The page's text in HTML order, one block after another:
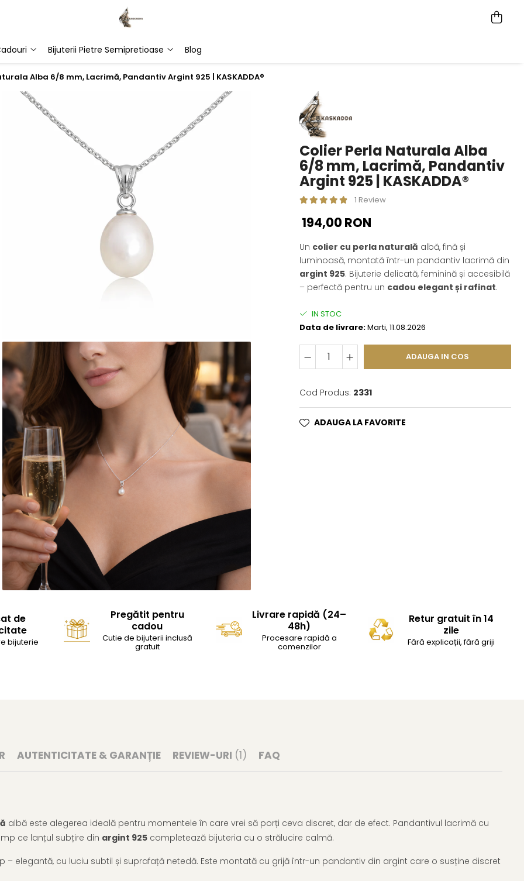
Bijuterii Pietre Semipretioase Blog
Alba 6/8 mm, Lacrimă, Pandantiv Argint 925 | KASKADDA®
Colier Perla Naturala Alba
6/8 mm, Lacrimă, Pandantiv
Argint 925 | KASKADDA®
1 Review
194,00 RON
Un colier cu perla naturală albă, fină și
luminoasă, montată într-un pandantiv lacrimă din
argint 925. Bijuterie delicată, feminină și accesibilă
– perfectă pentru un cadou elegant și rafinat.
IN STOC
Data de livrare:Marti, 11.08.2026
ADAUGA IN COS
Cod Produs: 2331
ADAUGA LA FAVORITE
de
bijuterie
Pregătit pentru
cadou
Cutie de bijuterii inclusă
gratuit
Livrare rapidă (24–
48h)
Procesare rapidă a
comenzilor
Retur gratuit în 14
zile
Fără explicații, fără griji
AUTENTICITATE & GARANȚIE REVIEW-URI (1) FAQ
albă este alegerea ideală pentru momentele în care vrei să porți ceva discret, dar de efect. Pandantivul lacrimă cu
ce lanțul subțire din argint 925 completează bijuteria cu o strălucire calmă.
– elegantă, cu luciu subtil și suprafață netedă. Este montată cu grijă într-un pandantiv din argint care o susține discret